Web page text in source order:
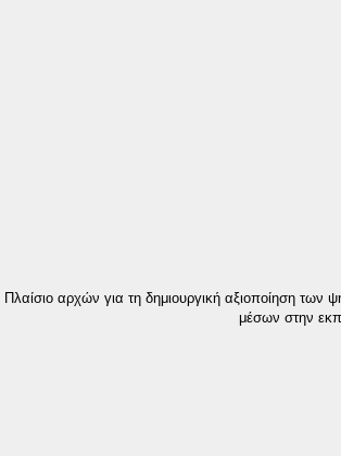
Πλαίσιο αρχών για τη δημιουργική αξιοποίηση των
μέσων στην